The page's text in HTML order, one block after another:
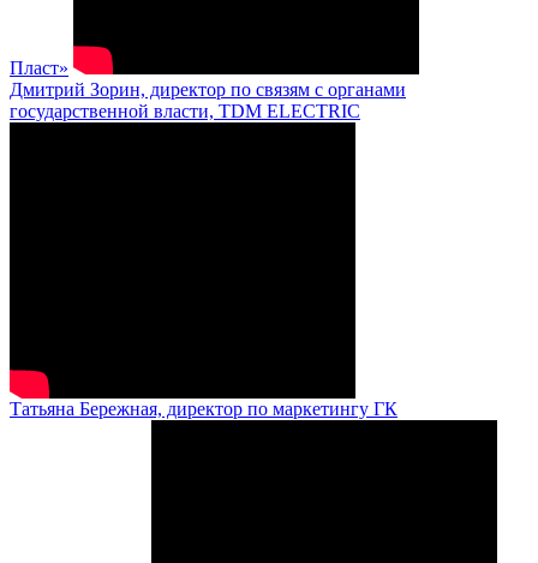
Пласт»
Дмитрий Зорин, директор по связям с органами
государственной власти, TDM ELECTRIC
Татьяна Бережная, директор по маркетингу ГК